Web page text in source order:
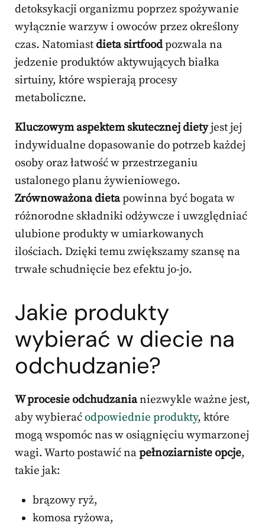
detoksykacji organizmu poprzez spożywanie
wyłącznie warzyw i owoców przez określony
czas. Natomiastdieta sirtfoodpozwala na
jedzenie produktów aktywujących białka
sirtuiny, które wspierają procesy
metaboliczne.
Kluczowym aspektem skutecznej dietyjest jej
indywidualne dopasowanie do potrzeb każdej
osoby oraz łatwość w przestrzeganiu
ustalonego planu żywieniowego.
Zrównoważona dietapowinna być bogata w
różnorodne składniki odżywcze i uwzględniać
ulubione produkty w umiarkowanych
ilościach. Dzięki temu zwiększamy szansę na
trwałe schudnięcie bez efektu jo-jo.
Jakie produkty
wybierać w diecie na
odchudzanie?
W procesie odchudzanianiezwykle ważne jest,
aby wybieraćodpowiednie produkty, które
mogą wspomóc nas w osiągnięciu wymarzonej
wagi. Warto postawić napełnoziarniste opcje,
takie jak:
brązowy ryż,
komosa ryżowa,